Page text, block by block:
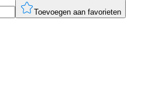
Toevoegen aan favorieten